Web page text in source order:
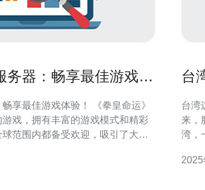
务器：畅享最佳游戏体
游戏体验！ 《拳皇命运》
戏，拥有丰富的游戏模式和精彩
范围内都备受欢迎，吸引了大量
受欢迎的之一。选择台湾服务器
台
台湾这
来，
湾，
案。 台湾拥有发达的科技产业和优秀的教育体系，培养出
2025